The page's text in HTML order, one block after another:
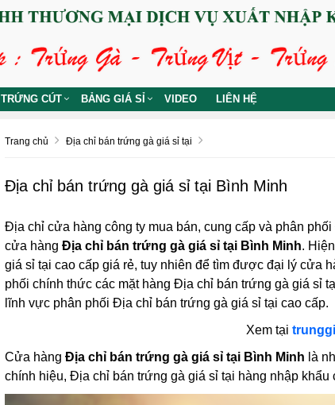
TRỨNG CÚT BẢNG GIÁ SỈ VIDEO LIÊN HỆ
Trang chủ Địa chỉ bán trứng gà giá sỉ tại
Địa chỉ bán trứng gà giá sỉ tại Bình Minh
Địa chỉ cửa hàng công ty mua bán, cung cấp và phân phối
cửa hàng Địa chỉ bán trứng gà giá sỉ tại Bình Minh.
giá sỉ tại cao cấp giá rẻ, tuy nhiên để tìm được đại lý cửa
phối chính thức các mặt hàng Địa chỉ bán trứng gà giá sỉ
lĩnh vực phân phối Địa chỉ bán trứng gà giá sỉ tại cao cấp.
Xem tại
Cửa hàng Địa chỉ bán trứng gà giá sỉ tại Bình Minh là
chính hiệu, Địa chỉ bán trứng gà giá sỉ tại hàng nhập